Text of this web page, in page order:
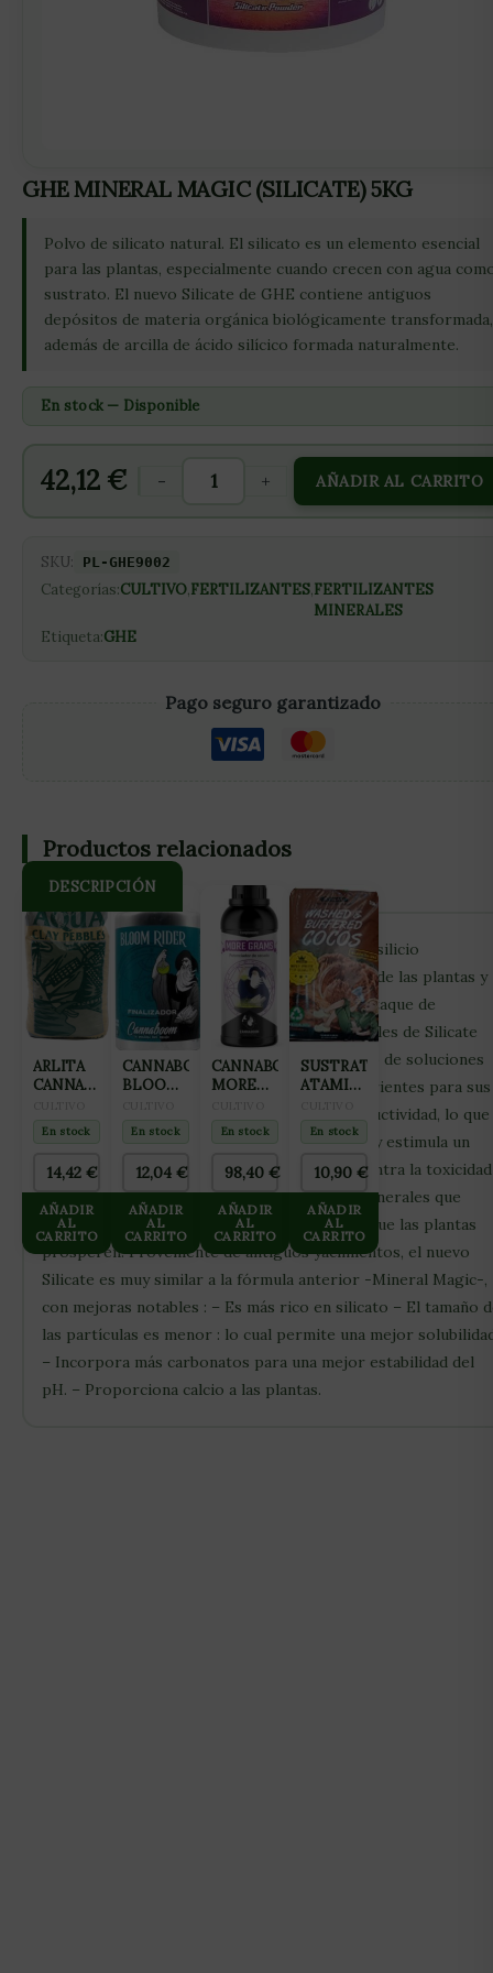
GHE MINERAL MAGIC (SILICATE) 5KG
Polvo de silicato natural. El silicato es un elemento esencial
para las plantas, especialmente cuando crecen con agua
sustrato. El nuevo Silicate de GHE contiene antiguos
depósitos de materia orgánica biológicamente transformada,
además de arcilla de ácido silícico formada naturalmente.
En stock — Disponible
42,12 € - + AÑADIR AL CARRITO
SKU: PL-GHE9002
Categorías:CULTIVO,FERTILIZANTES,FERTILIZANTES
MINERALES
Etiqueta:GHE
Pago seguro garantizado
DESCRIPCIÓN
El Silicate de GHE proporciona una forma de silicio
naturalmente soluble que entra en las células de las plantas y
construye una defensa endurecida contra el ataque de
enfermedades e insectos. Los coloides naturales de Silicate
mejoran la capacidad de intercambio catiónico de soluciones
nutritivas, mejorando la disponibilidad de nutrientes para sus
plantas. Estabiliza el pH y los niveles de conductividad, lo que
reduce las condiciones de estrés de la planta y estimula un
crecimiento más rápido. También protege contra la toxicidad
de los metales. Silicate contiene más de 60 minerales que
añaden más microelementos nutritivos para que las plantas
prosperen. Proveniente de antiguos yacimientos, el nuevo
Silicate es muy similar a la fórmula anterior -Mineral Magic-,
con mejoras notables : – Es más rico en silicato – El tamaño
las partículas es menor : lo cual permite una mejor
– Incorpora más carbonatos para una mejor estabilidad del
pH. – Proporciona calcio a las plantas.
Productos relacionados
ARLITA
CANNA
CLAY
PEBLES
(ARCILLA
EXPANDIDA
8×16)
En stock
14,42 €
AÑADIR
AL
CARRITO
CANNABOOM
BLOOM
100ML
En stock
12,04€
AÑADIR
AL
CARRITO
CANNABOOM
MORE
1150ML
En stock
98,40€
AÑADIR
AL
CARRITO
SUSTRATO
ATAMI
WASHED
&
50 L
En stock
10,90€
AÑADIR
AL
CARRITO